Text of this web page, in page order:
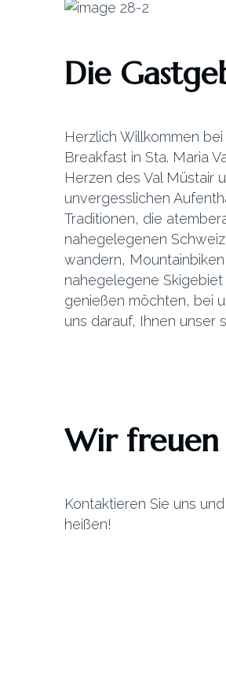
Die
Herzlich Willkommen
Breakfast in Sta. Maria
Herzen des Val Müstair
unvergesslichen
Traditionen, die
nahegelegenen
wandern,
nahegelegene Skigebiet
genießen möchten, bei
uns darauf, Ihnen unser
Wir freuen
Kontaktieren Sie uns
heißen!